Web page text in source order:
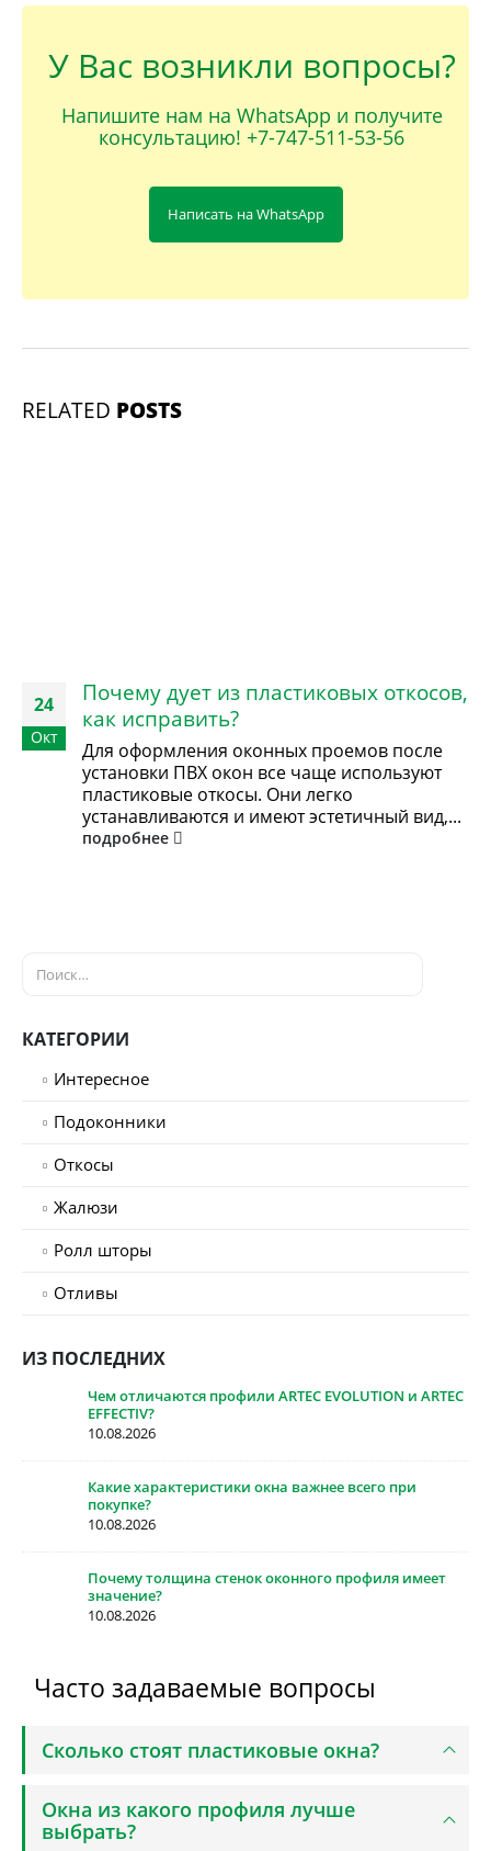
У Вас возникли вопросы?
Напишите нам на WhatsApp и получите
консультацию! +7-747-511-53-56
Написать на WhatsApp
RELATED POSTS
24
Окт
Почему дует из пластиковых откосов,
как исправить?
Для оформления оконных проемов после
установки ПВХ окон все чаще используют
пластиковые откосы. Они легко
устанавливаются и имеют эстетичный вид,...
подробнее
КАТЕГОРИИ
Интересное
Подоконники
Откосы
Жалюзи
Ролл шторы
Отливы
ИЗ ПОСЛЕДНИХ
Чем отличаются профили ARTEC EVOLUTION и ARTEC
EFFECTIV?
10.08.2026
Какие характеристики окна важнее всего при
покупке?
10.08.2026
Почему толщина стенок оконного профиля имеет
значение?
10.08.2026
Часто задаваемые вопросы
Сколько стоят пластиковые окна?
Окна из какого профиля лучше
выбрать?